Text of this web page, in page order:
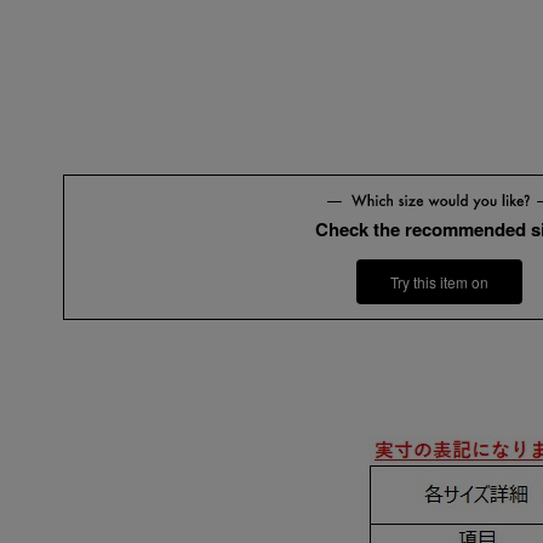
Check the recommended
Try this item on